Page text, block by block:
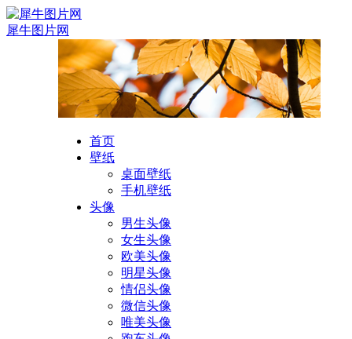
犀牛图片网
首页
壁纸
桌面壁纸
手机壁纸
头像
男生头像
女生头像
欧美头像
明星头像
情侣头像
微信头像
唯美头像